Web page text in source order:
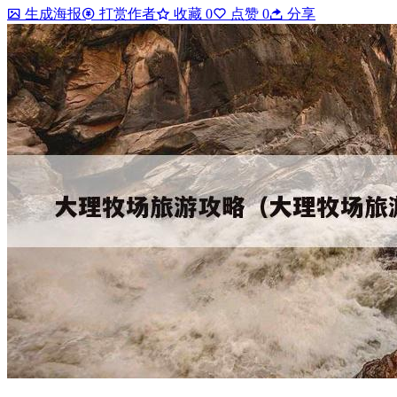
生成海报 打赏作者 收藏 0 点赞 0 分享